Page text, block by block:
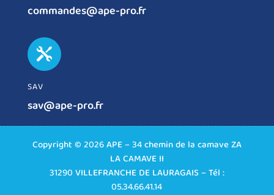
commandes@ape-pro.fr

SAV
sav@ape-pro.fr
Copyright © 2026 APE – 34 chemin de la camave ZA
LA CAMAVE II
31290 VILLEFRANCHE DE LAURAGAIS – Tél :
05.34.66.41.14